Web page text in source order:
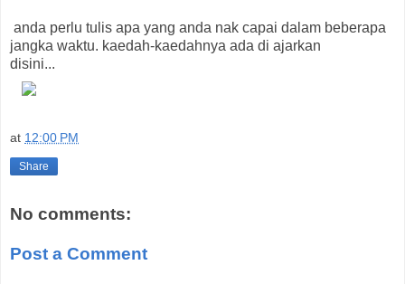
anda perlu tulis apa yang anda nak capai dalam beberapa
jangka waktu. kaedah-kaedahnya ada di ajarkan
disini...
at 12:00 PM
Share
No comments:
Post a Comment